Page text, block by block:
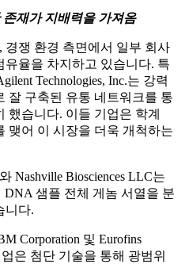
재가 지배력을 가져옴
쟁 환경 측면에서 일부 회사
율을 차지하고 있습니다. 특
Technologies, Inc.는 강력
잘 구축된 유통 네트워크를 통
했습니다. 이들 기업은 학계
맺어 이 시장을 더욱 개척하는
Nashville Biosciences LLC는
DNA 샘플 전체 게놈 서열을 분
니다.
Corporation 및 Eurofins
은 첨단 기술을 통해 광범위